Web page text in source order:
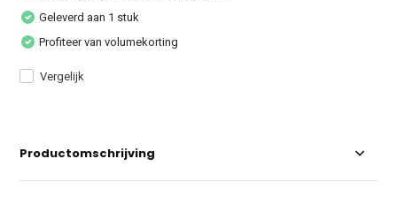
Geleverd aan 1 stuk
Profiteer van volumekorting
Vergelijk
Productomschrijving